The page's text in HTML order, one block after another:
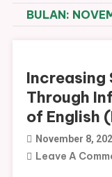
BULAN:
Increasing
Through
of English
November 8,
Leave A